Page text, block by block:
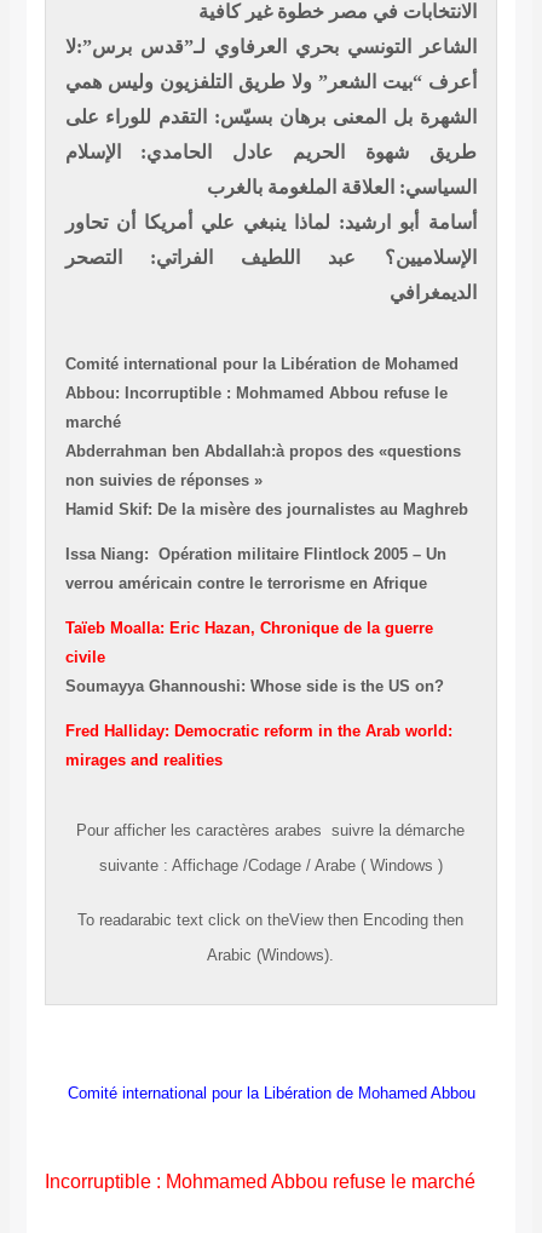
الانتخابات في مصر خطوة غير كافية
الشاعر التونسي بحري العرفاوي لـ”قدس برس”:لا
أعرف “بيت الشعر” ولا طريق التلفزيون وليس همي
الشهرة بل المعنىبرهان بسيّس: التقدم للوراء على
طريق شهوة الحريم عادل الحامدي: الإسلام
السياسي: العلاقة الملغومة بالغرب
أسامة أبو ارشيد: لماذا ينبغي علي أمريكا أن تحاور
الإسلاميين؟ عبد اللطيف الفراتي: التصحر
الديمغرافي
Comité international pour la Libération de Mohamed
Abbou: Incorruptible : Mohmamed Abbou refuse le
marché
Abderrahman ben Abdallah:à propos des «questions
non suivies de réponses »
Hamid Skif: De la misère des journalistes au Maghreb
Issa Niang: Opération militaire Flintlock 2005 – Un
verrou américain contre le terrorisme en Afrique
Taïeb Moalla: Eric Hazan, Chronique de la guerre
civile
Soumayya Ghannoushi: Whose side is the US on?
Fred Halliday: Democratic reform in the Arab world:
mirages and realities
Pour afficher les caractèresarabes suivre la démarche
suivante: Affichage/Codage/ Arabe ( Windows )
To readarabic text click on theViewthen Encodingthen
Arabic (Windows).
Comité international pour la Libération de Mohamed Abbou
Incorruptible : Mohmamed Abbou refuse le marché